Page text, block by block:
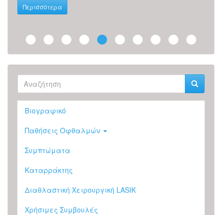
Περισσότερα
Φόρμα
αναζήτησης
Αναζήτηση
Βιογραφικό
Παθήσεις Οφθαλμών
Συμπτώματα
Καταρράκτης
Διαθλαστική Χειρουργική LASIK
Χρήσιμες Συμβουλές